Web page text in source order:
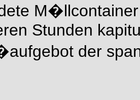
M�llcontainer
Stunden
der